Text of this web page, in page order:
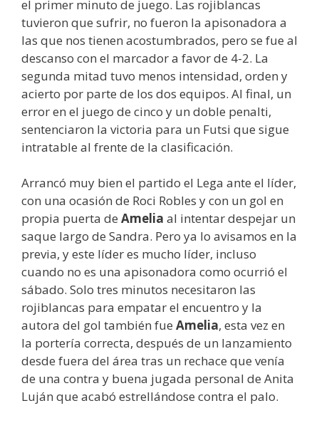
el primer minuto de juego. Las rojiblancas
tuvieron que sufrir, no fueron la apisonadora a
las que nos tienen acostumbrados, pero se fue al
descanso con el marcador a favor de 4-2. La
segunda mitad tuvo menos intensidad, orden y
acierto por parte de los dos equipos. Al final, un
error en el juego de cinco y un doble penalti,
sentenciaron la victoria para un Futsi que sigue
intratable al frente de la clasificación.
Arrancó muy bien el partido el Lega ante el líder,
con una ocasión de Roci Robles y con un gol en
propia puerta de Amelia al intentar despejar un
saque largo de Sandra. Pero ya lo avisamos en la
previa, y este líder es mucho líder, incluso
cuando no es una apisonadora como ocurrió el
sábado. Solo tres minutos necesitaron las
rojiblancas para empatar el encuentro y la
autora del gol también fue Amelia, esta vez en
la portería correcta, después de un lanzamiento
desde fuera del área tras un rechace que venía
de una contra y buena jugada personal de Anita
Luján que acabó estrellándose contra el palo.